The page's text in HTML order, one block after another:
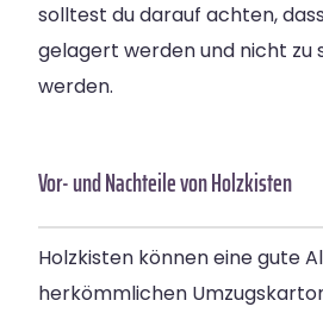
solltest du darauf achten,
gelagert werden und nicht zu
werden.
Vor- und Nachteile von Holzkisten
Holzkisten können eine gute
herkömmlichen